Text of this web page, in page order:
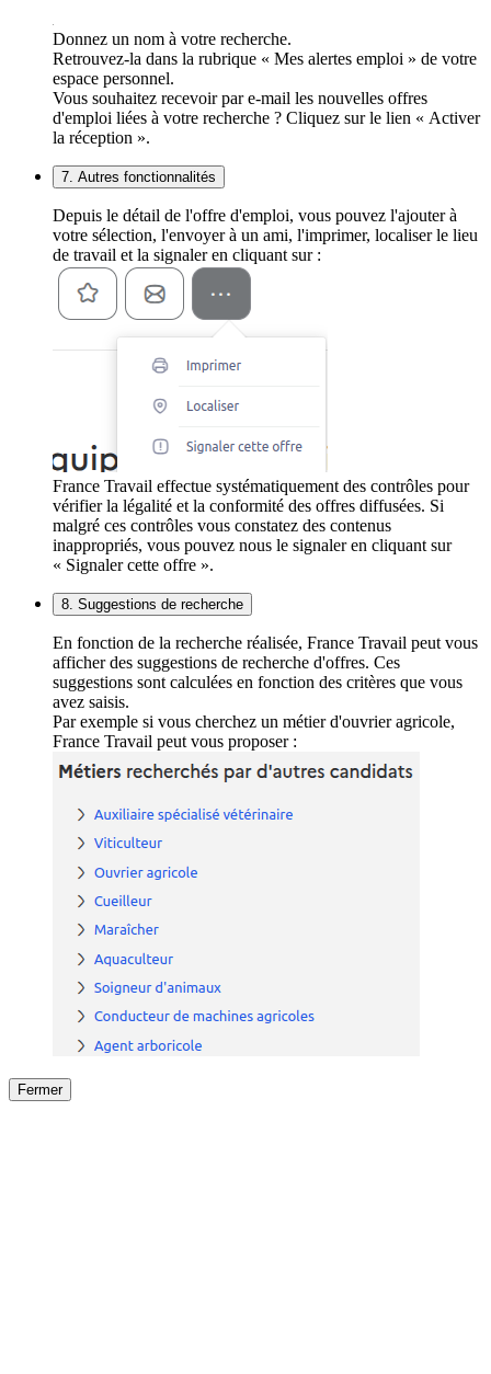
Donnez un nom à votre recherche.
Retrouvez-la dans la rubrique « Mes alertes emploi » de votre
espace personnel.
Vous souhaitez recevoir par e-mail les nouvelles offres
d'emploi liées à votre recherche ? Cliquez sur le lien « Activer
la réception ».
7. Autres fonctionnalités
Depuis le détail de l'offre d'emploi, vous pouvez l'ajouter à
votre sélection, l'envoyer à un ami, l'imprimer, localiser le lieu
de travail et la signaler en cliquant sur :
France Travail effectue systématiquement des contrôles pour
vérifier la légalité et la conformité des offres diffusées. Si
malgré ces contrôles vous constatez des contenus
inappropriés, vous pouvez nous le signaler en cliquant sur
« Signaler cette offre ».
8. Suggestions de recherche
En fonction de la recherche réalisée, France Travail peut vous
afficher des suggestions de recherche d'offres. Ces
suggestions sont calculées en fonction des critères que vous
avez saisis.
Par exemple si vous cherchez un métier d'ouvrier agricole,
France Travail peut vous proposer :
Fermer